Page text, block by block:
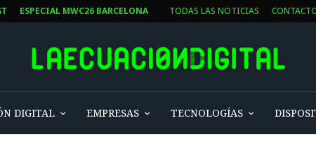
ESPECIAL MWC26 BARCELONA TODAS LAS NOTICIAS
DIGITAL EMPRESAS TECNOLOGÍAS